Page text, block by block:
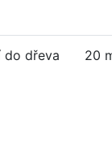
do dřeva 20